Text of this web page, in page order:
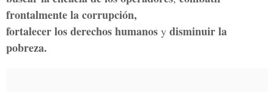
frontalmente la corrupción,
fortalecer los derechos humanos y disminuir la
pobreza.